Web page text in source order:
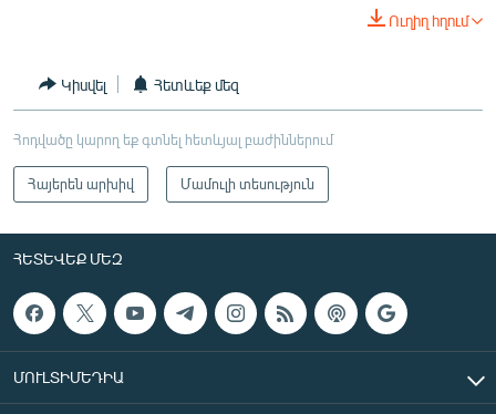
Ուղիղ հղում
Կիսվել Հետևեք մեզ
Հոդվածը կարող եք գտնել հետևյալ բաժիններում
Հայերեն արխիվ Մամուլի տեսություն
ՀԵՏԵՎԵՔ ՄԵԶ
ՄՈՒԼՏԻՄԵԴԻԱ